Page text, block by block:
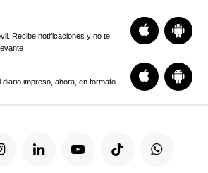
Recibe notificaciones y no te
impreso, ahora, en formato